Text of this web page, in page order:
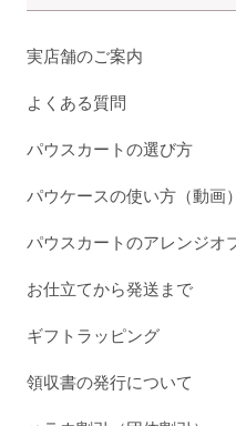
実店舗のご案内
よくある質問
パウスカートの選び方
パウケースの使い方（動画）
パウスカートのアレンジオ
お仕立てから発送まで
ギフトラッピング
領収書の発行について